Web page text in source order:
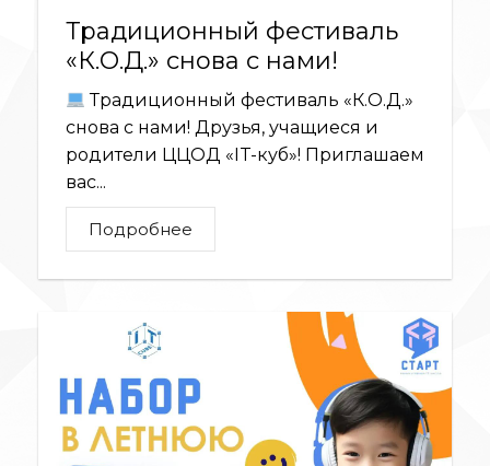
Традиционный фестиваль
«К.О.Д.» снова с нами!
Традиционный фестиваль «К.О.Д.»
снова с нами! Друзья, учащиеся и
родители ЦЦОД «IT-куб»! Приглашаем
вас...
Подробнее